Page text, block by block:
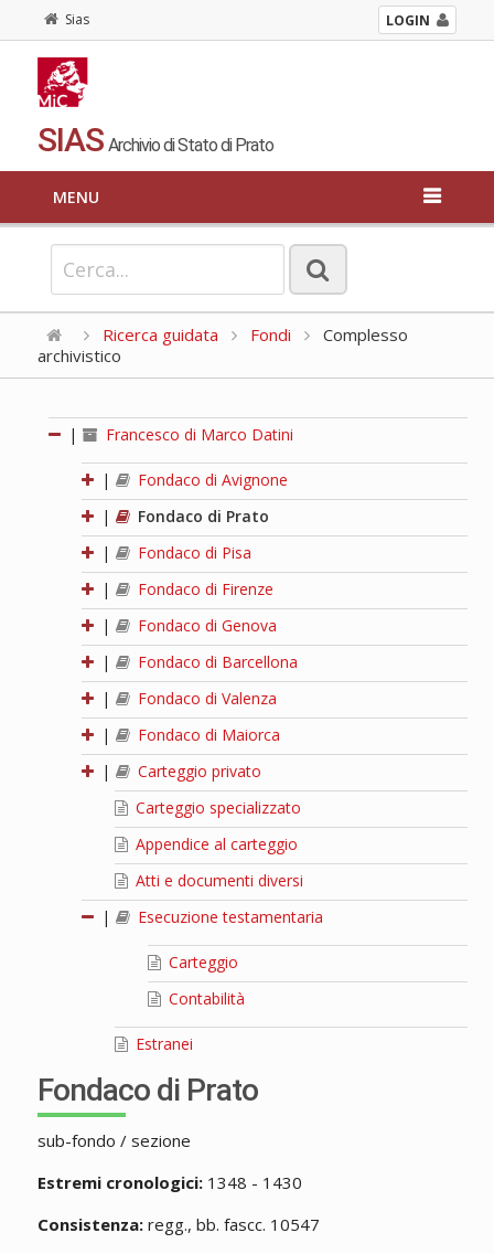
Sias LOGIN
SIAS Archivio di Stato di Prato
MENU
Ricerca guidata Fondi
Complesso
archivistico
| Francesco di Marco Datini
|
Fondaco di Avignone
|
Fondaco di Prato
|
Fondaco di Pisa
|
Fondaco di Firenze
|
Fondaco di Genova
|
Fondaco di Barcellona
|
Fondaco di Valenza
|
Fondaco di Maiorca
|
Carteggio privato
Carteggio specializzato
Appendice al carteggio
Atti e documenti diversi
|
Esecuzione testamentaria
Carteggio
Contabilità
Estranei
Fondaco di Prato
sub-fondo / sezione
Estremi cronologici:1348 - 1430
Consistenza:regg., bb. fascc. 10547